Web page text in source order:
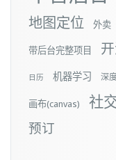
地图定位 外卖
带后台完整项目
日历 机器学习 深
画布(canvas) 社
预订